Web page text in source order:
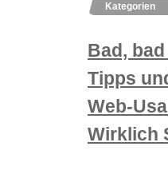
Kategorien
Bad,
Tipps
Web-
Wirklich